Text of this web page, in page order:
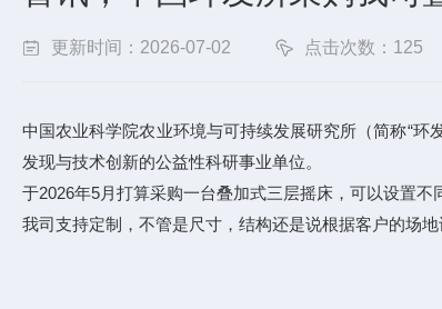
更新时间：2026-07-02 点击次数：125
中国农业科学院农业环境与可持续发展研究所（简称“
发现与技术创新的公益性科研事业单位。
于2026年5月打算采购一台叠加式三层摇床，可以设置
我司支持定制，不管是尺寸，结构还是说根据客户的场